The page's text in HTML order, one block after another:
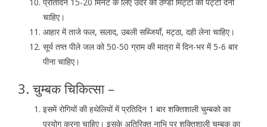
प्रतिदिन 15-20 मिनट के लिए उदर की ठण्डी मिट्टी की पट्टी देनी
चाहिए।
आहार में ताजे फल, सलाद, उबली सब्जियाँ, मट्ठा, दही लेना चाहिए।
सूर्य तप्त पीले जल को 50-50 ग्राम की मात्रा में दिन-भर में 5-6 बार
पीना चाहिए।
3. चुम्बक चिकित्सा –
इसमें रोगियों की हथेलियों में प्रतिदिन 1 बार शक्तिशाली चुम्बको का
प्रयोग करना चाहिए। इसके अतिरिक्त नाभि पर शक्तिशाली चुम्बक का